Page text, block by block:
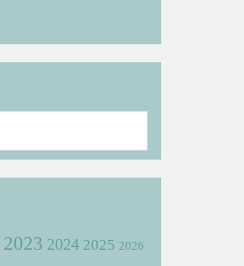
2023 2024 2025 2026